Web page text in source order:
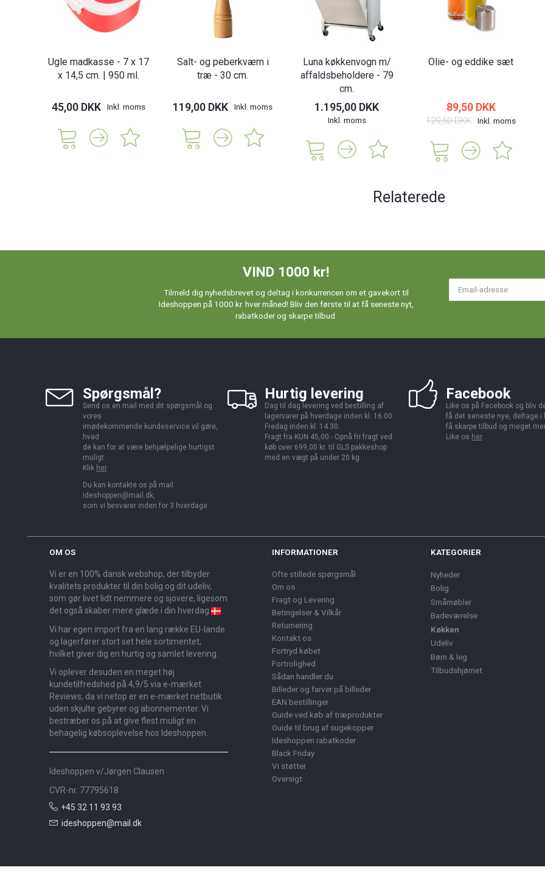
Ugle madkasse - 7 x 17
x 14,5 cm. | 950 ml.
45,00 DKK Inkl. moms
Salt- og peberkværn i
træ - 30 cm.
119,00 DKK Inkl. moms
Luna køkkenvogn m/
affaldsbeholdere - 79
cm.
1.195,00 DKK
Inkl. moms
Olie- og eddike sæt
89,50 DKK
129,50 DKK Inkl. moms
Relaterede
VIND 1000 kr!
Tilmeld dig nyhedsbrevet og deltag i konkurrencen om et gavekort til
Ideshoppen på 1000 kr. hver måned! Bliv den første til at få seneste nyt,
rabatkoder og skarpe tilbud.
Spørgsmål?
Send os en mail med dit spørgsmål og
vores
imødekommende kundeservice vil gøre,
hvad
de kan for at være behjælpelige hurtigst
muligt.
Klik her.
Du kan kontakte os på mail:
ideshoppen@mail.dk,
som vi besvarer inden for 3 hverdage.
Hurtig levering
Dag til dag levering ved bestilling af
lagervarer på hverdage inden kl. 16.00.
Fredag inden kl. 14.30.
Fragt fra KUN 45,00 - Opnå fri fragt ved
køb over 699,00 kr. til GLS pakkeshop
med en vægt på under 20 kg.
Facebook
Like os på Facebook og bliv
få det seneste nye, deltage i
få skarpe tilbud og meget
Like os her.
OM OS
Vi er en 100% dansk webshop, der tilbyder
kvalitets produkter til din bolig og dit udeliv,
som gør livet lidt nemmere og sjovere, ligesom
det også skaber mere glæde i din hverdag
Vi har egen import fra en lang række EU-lande
og lagerfører stort set hele sortimentet,
hvilket giver dig en hurtig og samlet levering.
Vi oplever desuden en meget høj
kundetilfredshed på 4,9/5 via e-mærket
Reviews, da vi netop er en e-mærket netbutik
uden skjulte gebyrer og abonnementer. Vi
bestræber os på at give flest muligt en
behagelig købsoplevelse hos Ideshoppen.
Ideshoppen v/Jørgen Clausen
CVR-nr. 77795618
+45 32 11 93 93
ideshoppen@mail.dk
INFORMATIONER
Ofte stillede spørgsmål
Om os
Fragt og Levering
Betingelser & Vilkår
Returnering
Kontakt os
Fortryd købet
Fortrolighed
Sådan handler du
Billeder og farver på billeder
EAN bestillinger
Guide ved køb af træprodukter
Guide til brug af sugekopper
Ideshoppen rabatkoder
Black Friday
Vi støtter
Oversigt
KATEGORIER
Nyheder
Bolig
Småmøbler
Badeværelse
Køkken
Udeliv
Børn & leg
Tilbudshjørnet